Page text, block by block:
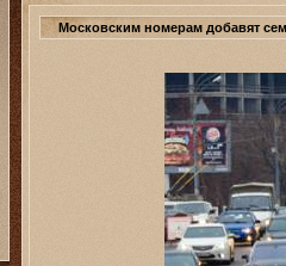
Московским номерам добавят